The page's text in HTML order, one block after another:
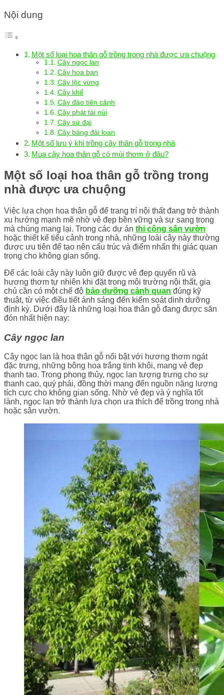
Nội dung
Một số loại hoa thân gỗ trồng trong nhà được ưa chuộng
Cây ngọc lan
Cây hoa ban
Cây lộc vừng
Cây khế
Cây đào tiên cảnh
Cây phát tài núi
Cây sứ đại
Cây bàng đài loan
Một số lưu ý khi trồng cây thân gỗ trong nhà
Mua cây hoa thân gỗ có mùi thơm ở đâu?
Một số loại hoa thân gỗ trồng trong
nhà được ưa chuộng
Việc lựa chọn hoa thân gỗ để trang trí nội thất đang trở thành
xu hướng mạnh mẽ nhờ vẻ đẹp bền vững và sự sang trọng
mà chúng mang lại. Trong các dự án thi công sân vườn
hoặc thiết kế tiểu cảnh trong nhà, những loài cây này thường
được ưu tiên để tạo nên cấu trúc và điểm nhấn thị giác quan
trọng cho không gian sống.
Để các loài cây này luôn giữ được vẻ đẹp quyến rũ và
hương thơm tự nhiên khi đặt trong môi trường nội thất, gia
chủ cần có một chế độ bảo dưỡng cảnh quan đúng kỹ
thuật, từ việc điều tiết ánh sáng đến kiểm soát dinh dưỡng
định kỳ. Dưới đây là những loại hoa thân gỗ đang được săn
đón nhất hiện nay:
Cây ngọc lan
Cây ngọc lan là hoa thân gỗ nổi bật với hương thơm ngát
đặc trưng, những bông hoa trắng tinh khôi, mang vẻ đẹp
thanh tao. Trong phong thủy, ngọc lan tượng trưng cho sự
thanh cao, quý phái, đồng thời mang đến nguồn năng lượng
tích cực cho không gian sống. Nhờ vẻ đẹp và ý nghĩa tốt
lành, ngọc lan trở thành lựa chọn ưa thích để trồng trong nhà
hoặc sân vườn.